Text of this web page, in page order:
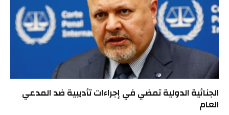
الجنائية الدولية تمضي في إجراءات تأديبية ضد المدعي
العام